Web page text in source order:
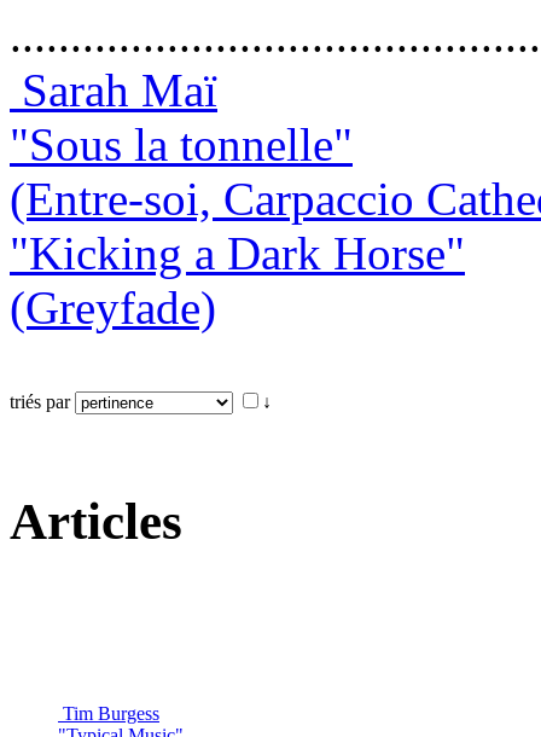
Sarah Maï
"Sous la tonnelle"
(Entre-soi, Carpaccio
"Kicking a Dark Horse"
(Greyfade)
triés par ↓
Articles
Tim Burgess